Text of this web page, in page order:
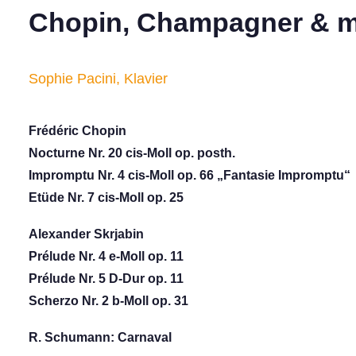
Chopin, Champagner &
Sophie Pacini, Klavier
Frédéric Chopin
Nocturne Nr. 20 cis-Moll op. posth.
Impromptu Nr. 4 cis-Moll op. 66 „Fantasie Impromptu“
Etüde Nr. 7 cis-Moll op. 25
Alexander Skrjabin
Prélude Nr. 4 e-Moll op. 11
Prélude Nr. 5 D-Dur op. 11
Scherzo Nr. 2 b-Moll op. 31
R. Schumann: Carnaval